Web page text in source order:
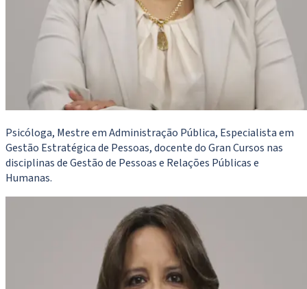
Psicóloga, Mestre em Administração Pública, Especialista em
Gestão Estratégica de Pessoas, docente do Gran Cursos nas
disciplinas de Gestão de Pessoas e Relações Públicas e
Humanas.